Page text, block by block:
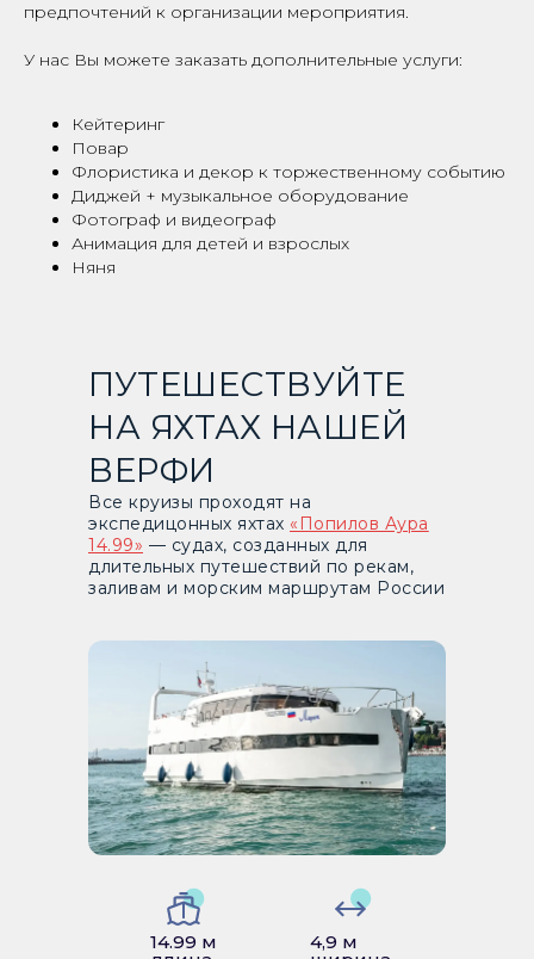
предпочтений к организации мероприятия.
У нас Вы можете заказать дополнительные услуги:
Кейтеринг
Повар
Флористика и декор к торжественному событию
Диджей + музыкальное оборудование
Фотограф и видеограф
Анимация для детей и взрослых
Няня
14.99 м 4,9 м
ПУТЕШЕСТВУЙТЕ
НА ЯХТАХ НАШЕЙ
ВЕРФИ
Все круизы проходят на
экспедицонных яхтах «Попилов Аура
14.99» — судах, созданных для
длительных путешествий по рекам,
заливам и морским маршрутам России